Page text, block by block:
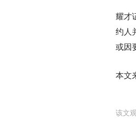
耀才
约人
或因
本文
该文